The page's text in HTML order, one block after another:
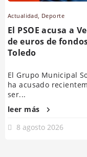
Actualidad Deporte
El PSOE acusa a
de euros de
Toledo
El Grupo Municipal
ha acusado
ser...
leer más
8 agosto 2026